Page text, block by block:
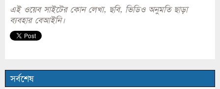
এই ওয়েব সাইটের কোন লেখা, ছবি, ভিডিও অনুমতি ছাড়া
ব্যবহার বেআইনি।
সর্বশেষ